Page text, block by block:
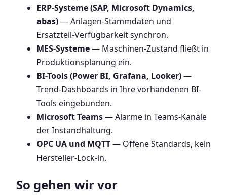
ERP-Systeme (SAP, Microsoft Dynamics,
abas)— Anlagen-Stammdaten und
Ersatzteil-Verfügbarkeit synchron.
MES-Systeme— Maschinen-Zustand fließt in
Produktionsplanung ein.
BI-Tools (Power BI, Grafana, Looker)—
Trend-Dashboards in Ihre vorhandenen BI-
Tools eingebunden.
Microsoft Teams— Alarme in Teams-Kanäle
der Instandhaltung.
OPC UA und MQTT— Offene Standards, kein
Hersteller-Lock-in.
So gehen wir vor